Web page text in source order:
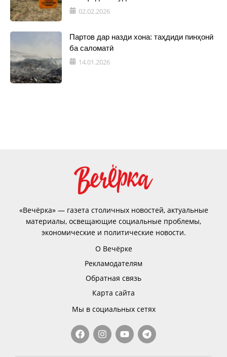
02.02.2026
Партов дар назди хона: таҳдиди пинҳонӣ
ба саломатӣ
14.01.2026
«Вечёрка» — газета столичных новостей, актуальные
материалы, освещающие социальные проблемы,
экономические и политические новости.
О Вечёрке
Рекламодателям
Обратная связь
Карта сайта
Мы в социальных сетях